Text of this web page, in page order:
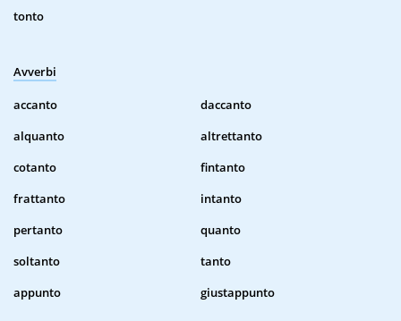
tonto
Avverbi
accanto
daccanto
alquanto
altrettanto
cotanto
fintanto
frattanto
intanto
pertanto
quanto
soltanto
tanto
appunto
giustappunto